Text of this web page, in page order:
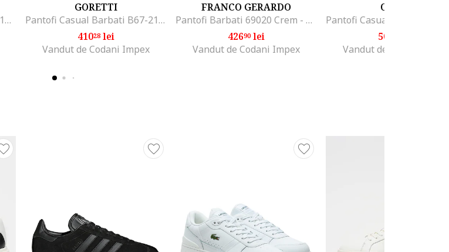
Pantofi Casual Barbati T231103 Albi - Alb, Alb
GORETTI
Pantofi Casual Barbati B67-2101 Gri - Gri, Gri
41028lei
Vandut de Codani Impex
FRANCO GERARDO
Pantofi Barbati 69020 Crem - Crem, Crem
42690lei
Vandut de Codani Impex
OTTER
501
Vandut de Codani